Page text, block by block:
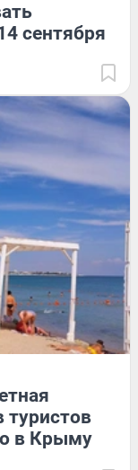
сентября
туристов
в Крыму